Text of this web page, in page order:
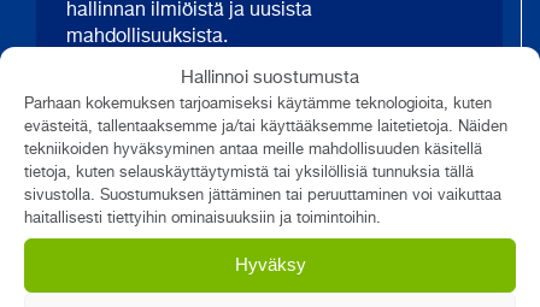
Hallinnoi suostumusta
Parhaan kokemuksen tarjoamiseksi käytämme teknologioita, kuten
evästeitä, tallentaaksemme ja/tai käyttääksemme laitetietoja. Näiden
tekniikoiden hyväksyminen antaa meille mahdollisuuden käsitellä
tietoja, kuten selauskäyttäytymistä tai yksilöllisiä tunnuksia tällä
sivustolla. Suostumuksen jättäminen tai peruuttaminen voi vaikuttaa
haitallisesti tiettyihin ominaisuuksiin ja toimintoihin.
Hyväksy
hallinnan ilmiöistä ja uusista
mahdollisuuksista.
Tilaa nyt
Yhteystiedot
Linnoitustie 4 A